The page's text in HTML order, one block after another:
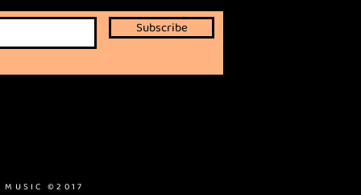
Subscribe
MUSIC ©2017